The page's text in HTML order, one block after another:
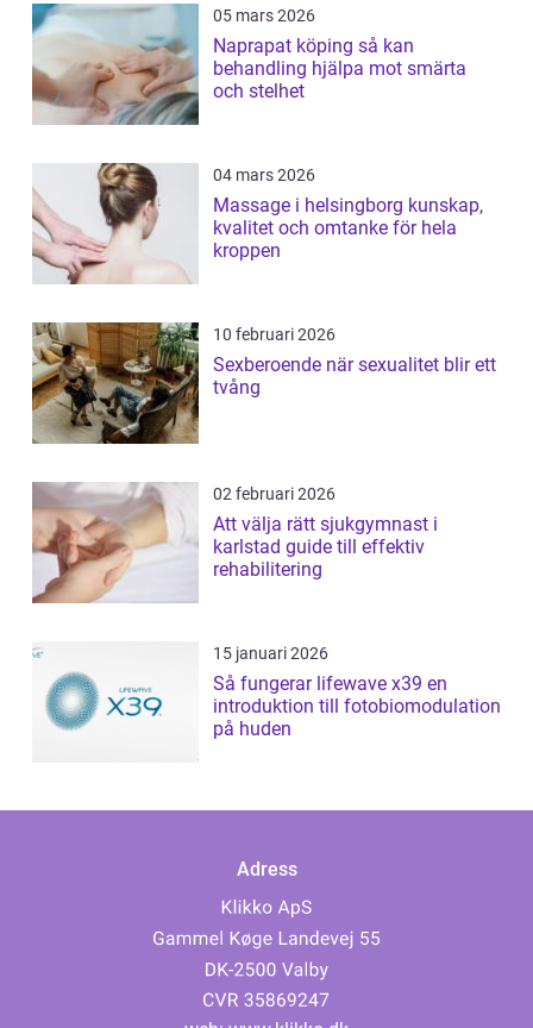
05 mars 2026
Naprapat köping så kan
behandling hjälpa mot smärta
och stelhet
04 mars 2026
Massage i helsingborg kunskap,
kvalitet och omtanke för hela
kroppen
10 februari 2026
Sexberoende när sexualitet blir ett
tvång
02 februari 2026
Att välja rätt sjukgymnast i
karlstad guide till effektiv
rehabilitering
15 januari 2026
Så fungerar lifewave x39 en
introduktion till fotobiomodulation
på huden
Adress